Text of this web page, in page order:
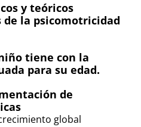
y teóricos
la psicomotricidad
tiene con la
para su edad.
de
global